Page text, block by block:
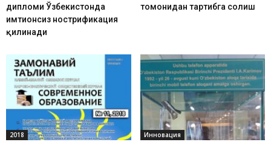
дипломи Ўзбекистонда
имтиҳонсиз нострификация
қилинади
томонидан тартибга солиш
2018 Инновация